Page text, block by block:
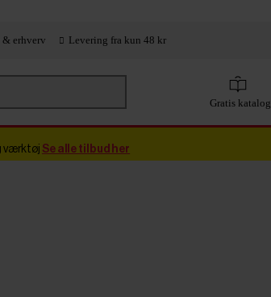
erhverv Levering fra kun 48 kr
Gratis katalog
værktøj Se alle tilbud her